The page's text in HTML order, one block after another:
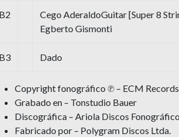
B2
Cego AderaldoGuitar [Super 8
Egberto Gismonti
B3 Dado
Copyright fonográfico ℗ – ECM Records
Grabado en – Tonstudio Bauer
Discográfica – Ariola Discos
Fabricado por – Polygram Discos Ltda.